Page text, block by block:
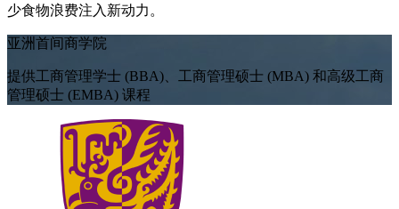
少食物浪费注入新动力。
亚洲首间商学院
提供工商管理学士 (BBA)、工商管理硕士 (MBA) 和高级工商
管理硕士 (EMBA) 课程